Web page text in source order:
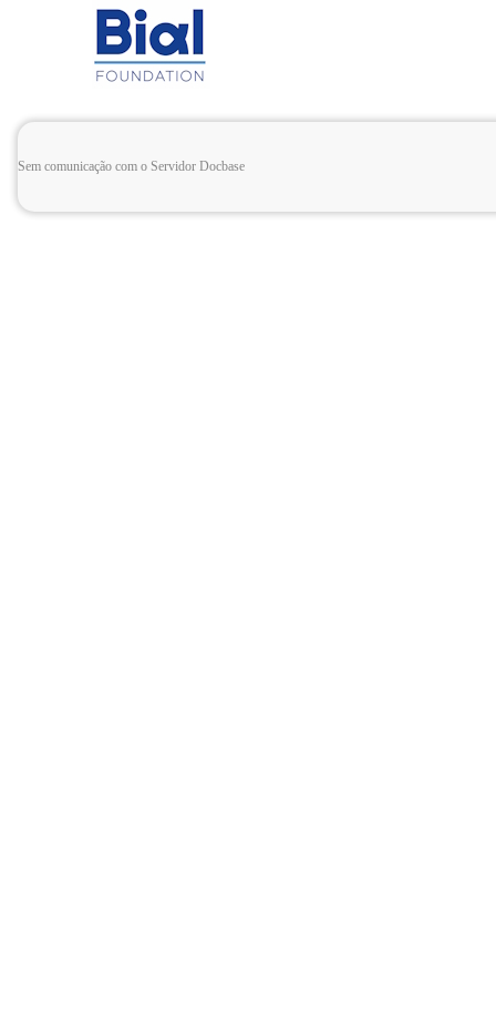
Sem comunicação com o Servidor Docbase